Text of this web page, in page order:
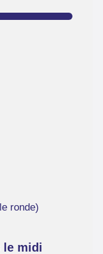
ronde)
le midi